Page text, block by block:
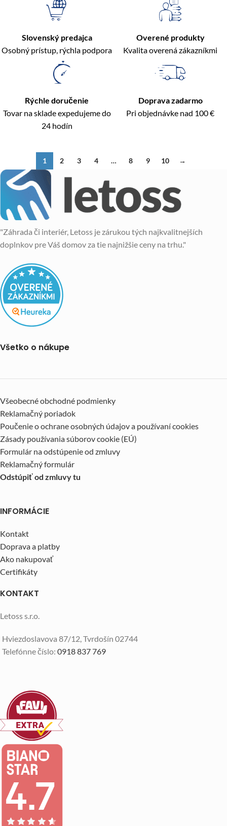
Slovenský predajca
Osobný prístup, rýchla podpora
Overené produkty
Kvalita overená zákazníkmi
Rýchle doručenie
Tovar na sklade expedujeme do
24 hodín
Doprava zadarmo
Pri objednávke nad 100 €
1 2 3 4 … 8 9 10 →
"Záhrada či interiér, Letoss je zárukou tých najkvalitnejších
doplnkov pre Váš domov za tie najnižšie ceny na trhu."
Všetko o nákupe
Všeobecné obchodné podmienky
Reklamačný poriadok
Poučenie o ochrane osobných údajov a používaní cookies
Zásady používania súborov cookie (EÚ)
Formulár na odstúpenie od zmluvy
Reklamačný formulár
Odstúpiť od zmluvy tu
INFORMÁCIE
Kontakt
Doprava a platby
Ako nakupovať
Certifikáty
KONTAKT
Letoss s.r.o.
Hviezdoslavova 87/12, Tvrdošín 02744
Telefónne číslo: 0918 837 769